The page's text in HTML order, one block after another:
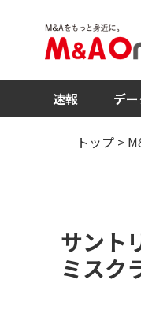
速報 デ
トップ >
サント
ミスク